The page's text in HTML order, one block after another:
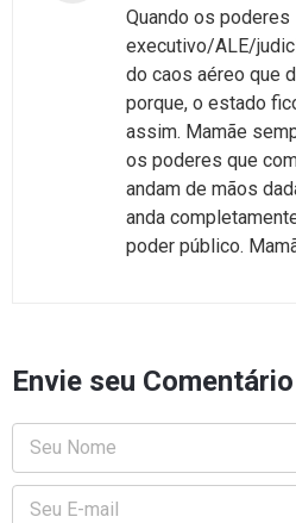
Quando os poderes
executivo/ALE/
do caos aéreo que
porque, o estado
assim. Mamãe
os poderes que
andam de mãos
anda
poder público.
Envie seu Comentário